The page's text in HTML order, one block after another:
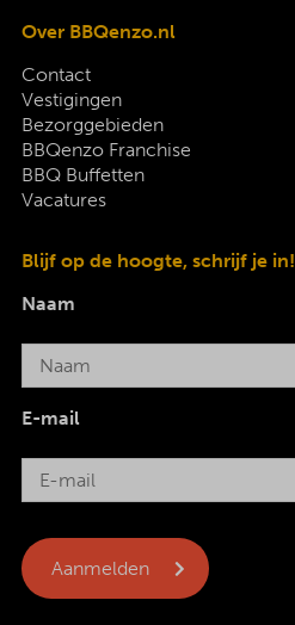
Over BBQenzo.nl
Contact
Vestigingen
Bezorggebieden
BBQenzo Franchise
BBQ Buffetten
Vacatures
Blijf op de hoogte, schrijf je in!
Naam
E-mail